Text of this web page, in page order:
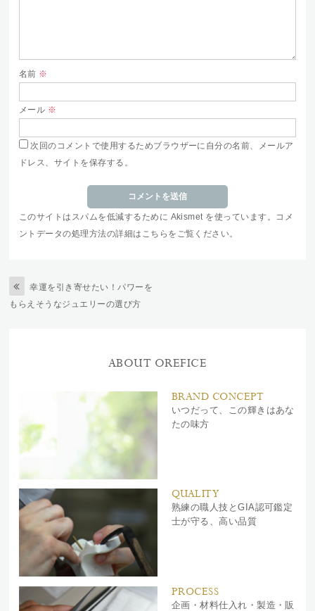
名前 ※
メール ※
次回のコメントで使用するためブラウザーに自分の名前、メールア
ドレス、サイトを保存する。
このサイトはスパムを低減するために Akismet を使っています。
コメ
ントデータの処理方法の詳細はこちらをご覧ください。
幸運を引き寄せたい！パワーを
もらえそうなジュエリーの選び方
ABOUT OREFICE
BRAND CONCEPT
いつだって、この輝きはあな
たの味方
QUALITY
熟練の職人技とGIA認可鑑定
士が守る、高い品質
PROCESS
企画・材料仕入れ・製造・販